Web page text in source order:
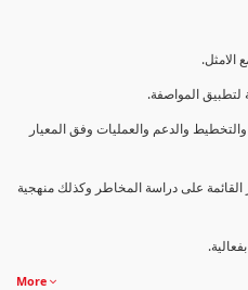
الامثل.
لتطبيق المواصفة.
والتخطيط والدعم والعمليات وفق المعيار
القائمة على دراسة المخاطر وكذلك منهجية
More